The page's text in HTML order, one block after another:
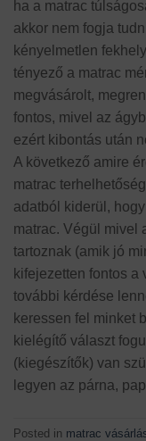
ha a matrac
akkor nem fogja
kényelmetlen
tényező a matrac
megvásárolt,
fontos, mivel az
ezért kibontás után
A következő amire
matrac
adatból kiderül,
matrac. Végül mivel
tartoznak (amik jó
kifejezetten fontos a
további kérdése
keressen fel minket
kielégítő választ
(kiegészítők) van
legyen az párna,
Posted in matrac